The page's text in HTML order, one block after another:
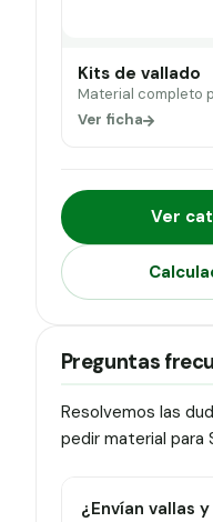
Kits de vallado
Material completo
Ver ficha
Ver
Preguntas
Resolvemos las
pedir material para
¿Envían vallas